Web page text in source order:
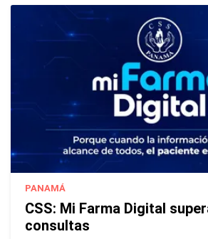
PANAMÁ
CSS: Mi Farma Digital
consultas